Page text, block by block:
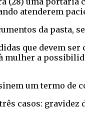
atenderem
da pasta,
que devem
mulher a
um termo
casos: